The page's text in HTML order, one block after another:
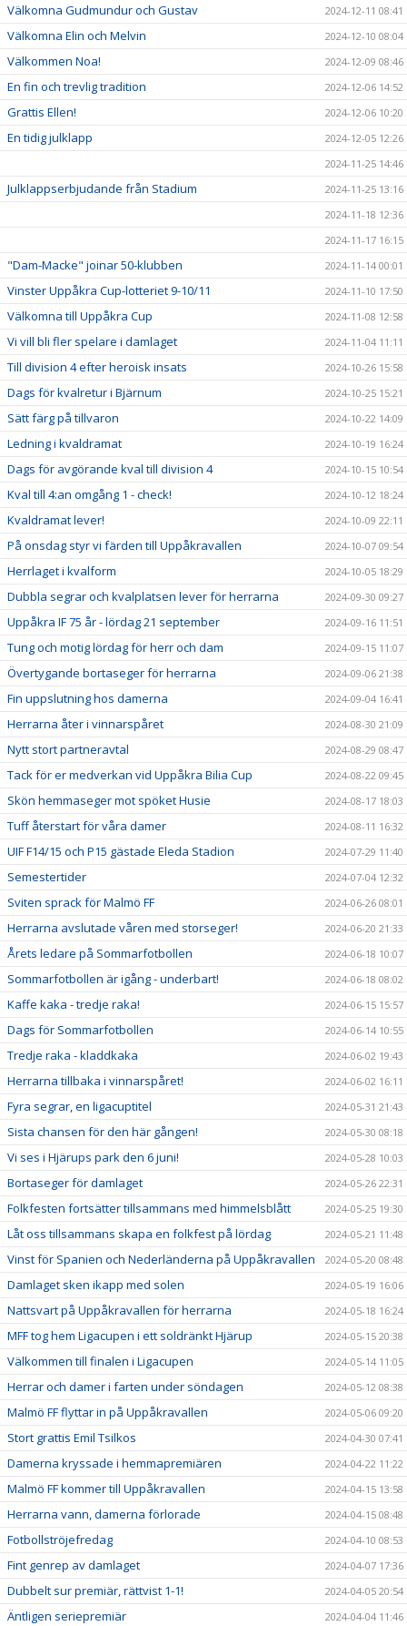
Välkomna Gudmundur och Gustav 2024-12-11 08:41
Välkomna Elin och Melvin 2024-12-10 08:04
Välkommen Noa! 2024-12-09 08:46
En fin och trevlig tradition 2024-12-06 14:52
Grattis Ellen! 2024-12-06 10:20
En tidig julklapp
2024-12-05 12:26
2024-11-25 14:46
Julklappserbjudande från Stadium
2024-11-25 13:16
2024-11-18 12:36
2024-11-17 16:15
"Dam-Macke" joinar 50-klubben 2024-11-14 00:01
Vinster Uppåkra Cup-lotteriet 9-10/11 2024-11-10 17:50
Välkomna till Uppåkra Cup 2024-11-08 12:58
Vi vill bli fler spelare i damlaget 2024-11-04 11:11
Till division 4 efter heroisk insats 2024-10-26 15:58
Dags för kvalretur i Bjärnum 2024-10-25 15:21
Sätt färg på tillvaron 2024-10-22 14:09
Ledning i kvaldramat 2024-10-19 16:24
Dags för avgörande kval till division 4 2024-10-15 10:54
Kval till 4:an omgång 1 - check! 2024-10-12 18:24
Kvaldramat lever! 2024-10-09 22:11
På onsdag styr vi färden till Uppåkravallen 2024-10-07 09:54
Herrlaget i kvalform 2024-10-05 18:29
Dubbla segrar och kvalplatsen lever för herrarna 2024-09-30 09:27
Uppåkra IF 75 år - lördag 21 september 2024-09-16 11:51
Tung och motig lördag för herr och dam 2024-09-15 11:07
Övertygande bortaseger för herrarna 2024-09-06 21:38
Fin uppslutning hos damerna 2024-09-04 16:41
Herrarna åter i vinnarspåret 2024-08-30 21:09
Nytt stort partneravtal 2024-08-29 08:47
Tack för er medverkan vid Uppåkra Bilia Cup 2024-08-22 09:45
Skön hemmaseger mot spöket Husie 2024-08-17 18:03
Tuff återstart för våra damer 2024-08-11 16:32
UIF F14/15 och P15 gästade Eleda Stadion 2024-07-29 11:40
Semestertider 2024-07-04 12:32
Sviten sprack för Malmö FF 2024-06-26 08:01
Herrarna avslutade våren med storseger! 2024-06-20 21:33
Årets ledare på Sommarfotbollen 2024-06-18 10:07
Sommarfotbollen är igång - underbart! 2024-06-18 08:02
Kaffe kaka - tredje raka! 2024-06-15 15:57
Dags för Sommarfotbollen 2024-06-14 10:55
Tredje raka - kladdkaka 2024-06-02 19:43
Herrarna tillbaka i vinnarspåret! 2024-06-02 16:11
Fyra segrar, en ligacuptitel 2024-05-31 21:43
Sista chansen för den här gången! 2024-05-30 08:18
Vi ses i Hjärups park den 6 juni! 2024-05-28 10:03
Bortaseger för damlaget 2024-05-26 22:31
Folkfesten fortsätter tillsammans med himmelsblått 2024-05-25 19:30
Låt oss tillsammans skapa en folkfest på lördag 2024-05-21 11:48
Vinst för Spanien och Nederländerna på Uppåkravallen 2024-05-20 08:48
Damlaget sken ikapp med solen 2024-05-19 16:06
Nattsvart på Uppåkravallen för herrarna 2024-05-18 16:24
MFF tog hem Ligacupen i ett soldränkt Hjärup 2024-05-15 20:38
Välkommen till finalen i Ligacupen 2024-05-14 11:05
Herrar och damer i farten under söndagen 2024-05-12 08:38
Malmö FF flyttar in på Uppåkravallen 2024-05-06 09:20
Stort grattis Emil Tsilkos 2024-04-30 07:41
Damerna kryssade i hemmapremiären 2024-04-22 11:22
Malmö FF kommer till Uppåkravallen 2024-04-15 13:58
Herrarna vann, damerna förlorade 2024-04-15 08:48
Fotbollströjefredag 2024-04-10 08:53
Fint genrep av damlaget 2024-04-07 17:36
Dubbelt sur premiär, rättvist 1-1! 2024-04-05 20:54
Äntligen seriepremiär 2024-04-04 11:46